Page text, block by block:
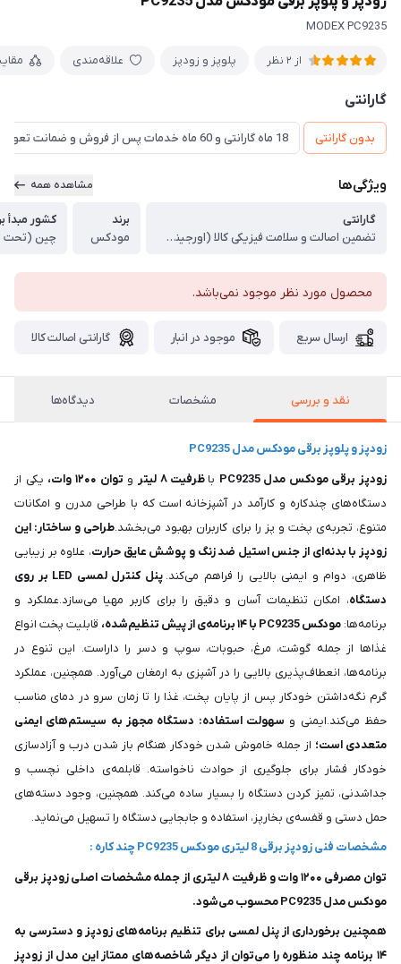
MODEX PC9235
از 2 نظر پلوپز و زودپز علاقه‌مندی
گارانتی
بدون گارانتی 18 ماه گارانتی و 60 ماه خدمات پس از فروش و ضمانت تعویض
ویژگی‌ها مشاهده همه
گارانتی
تضمین اصالت و سلامت فیزیکی کالا (اورجینال)
برند
مودکس
کشور مبدأ
چین (تحت
محصول مورد نظر موجود نمی‌باشد.
ارسال سریع موجود در انبار گارانتی اصالت کالا
نقد و بررسی مشخصات دیدگاه‌ها
زودپز و پلوپز برقی مودکس مدل PC9235
زودپز برقی مودکس مدل PC9235
با ظرفیت ۸ لیتر و توان ۱۲۰۰ وات،
یکی از
دستگاه‌های چندکاره و کارآمد در آشپزخانه است که با طراحی مدرن و امکانات
متنوع، تجربه‌ی پخت و پز را برای کاربران بهبود می‌بخشد.طراحی و ساختار: این
زودپز با بدنه‌ای از جنس استیل ضد زنگ و پوشش عایق حرارت، علاوه بر زیبایی
ظاهری، دوام و ایمنی بالایی را فراهم می‌کند.
پنل کنترل لمسی LED بر روی
دستگاه، امکان تنظیمات آسان و دقیق را برای کاربر مهیا می‌سازد.عملکرد و
برنامه‌ها: مودکس PC9235 با ۱۴ برنامه‌ی از پیش تنظیم‌شده،
قابلیت پخت انواع
غذاها از جمله گوشت، مرغ، حبوبات، سوپ و دسر را داراست. این تنوع در
برنامه‌ها، انعطاف‌پذیری بالایی را در آشپزی به ارمغان می‌آورد. همچنین، عملکرد
گرم نگه‌داشتن خودکار پس از پایان پخت، غذا را تا زمان سرو در دمای مناسب
حفظ می‌کند.ایمنی و سهولت استفاده: دستگاه مجهز به سیستم‌های ایمنی
متعددی است؛ از جمله خاموش شدن خودکار هنگام باز شدن درب و آزادسازی
خودکار فشار برای جلوگیری از حوادث ناخواسته. قابلمه‌ی داخلی نچسب و
جداشدنی، تمیز کردن دستگاه را بسیار ساده می‌کند. همچنین، وجود دسته‌های
حمل دستی و قفسه‌ی بخارپز، استفاده و جابجایی دستگاه را تسهیل می‌نماید.
مشخصات فنی زودپز برقی 8 لیتری مودکس PC9235 چند کاره :
توان مصرفی ۱۲۰۰ وات و ظرفیت ۸ لیتری از جمله مشخصات اصلی زودپز برقی
مودکس مدل PC9235 محسوب می‌شود.
همچنین برخورداری از پنل لمسی برای تنظیم برنامه‌های زودپز و دسترسی به
۱۴ برنامه چند منظوره را می‌توان از دیگر شاخصه‌های ممتاز این مدل از زودپز